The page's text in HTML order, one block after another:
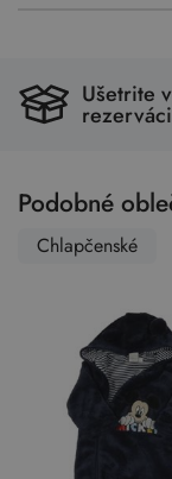
Ušetrite
Podobné
Chlapčenské